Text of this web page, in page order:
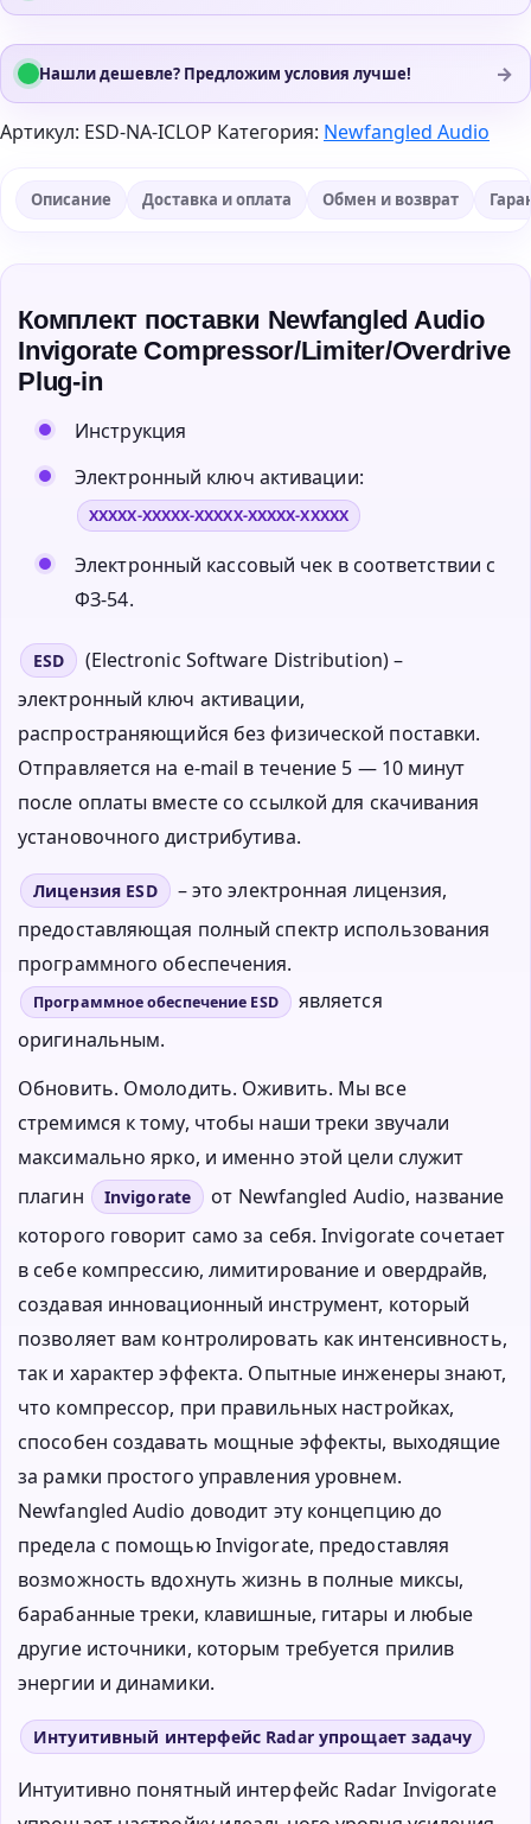
Нашли дешевле? Предложим условия лучше! →
Артикул: ESD-NA-ICLOP Категория: Newfangled Audio
Описание Доставка и оплата Обмен и возврат
Комплект поставки Newfangled Audio
Invigorate Compressor/Limiter/Overdrive
Plug-in
Инструкция
Электронный ключ активации:
XXXXX-XXXXX-XXXXX-XXXXX-XXXXX
Электронный кассовый чек в соответствии с
ФЗ-54.
ESD
(Electronic Software Distribution) –
электронный ключ активации,
распространяющийся без физической поставки.
Отправляется на e-mail в течение 5 — 10 минут
после оплаты вместе со ссылкой для скачивания
установочного дистрибутива.
Лицензия ESD
– это электронная лицензия,
предоставляющая полный спектр использования
программного обеспечения.
Программное обеспечение ESD
является
оригинальным.
Обновить. Омолодить. Оживить. Мы все
стремимся к тому, чтобы наши треки звучали
максимально ярко, и именно этой цели служит
плагин
Invigorate
от Newfangled Audio, название
которого говорит само за себя. Invigorate сочетает
в себе компрессию, лимитирование и овердрайв,
создавая инновационный инструмент, который
позволяет вам контролировать как интенсивность,
так и характер эффекта. Опытные инженеры знают,
что компрессор, при правильных настройках,
способен создавать мощные эффекты, выходящие
за рамки простого управления уровнем.
Newfangled Audio доводит эту концепцию до
предела с помощью Invigorate, предоставляя
возможность вдохнуть жизнь в полные миксы,
барабанные треки, клавишные, гитары и любые
другие источники, которым требуется прилив
энергии и динамики.
Интуитивный интерфейс Radar упрощает задачу
Интуитивно понятный интерфейс Radar Invigorate